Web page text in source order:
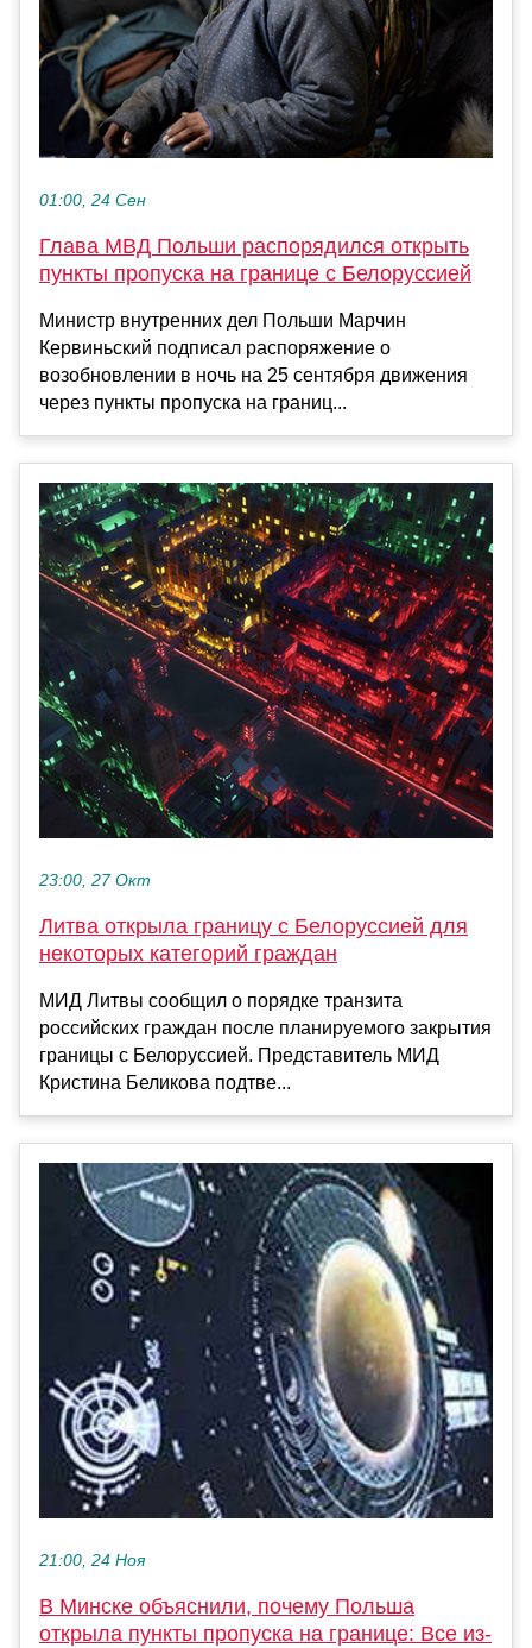
01:00, 24 Сен
Глава МВД Польши распорядился открыть
пункты пропуска на границе с Белоруссией
Министр внутренних дел Польши Марчин
Кервиньский подписал распоряжение о
возобновлении в ночь на 25 сентября движения
через пункты пропуска на границ...
23:00, 27 Окт
Литва открыла границу с Белоруссией для
некоторых категорий граждан
МИД Литвы сообщил о порядке транзита
российских граждан после планируемого закрытия
границы с Белоруссией. Представитель МИД
Кристина Беликова подтве...
21:00, 24 Ноя
В Минске объяснили, почему Польша
открыла пункты пропуска на границе: Все из-